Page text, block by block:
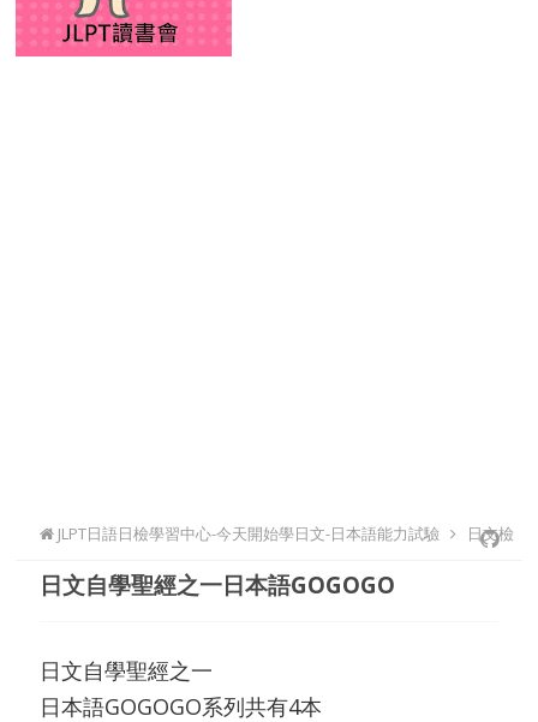
JLPT日語日檢學習中心-今天開始學日文-日本語能力試驗 日文檢
定自學日文自學聖經之一日本語GOGOGO
日文自學聖經之一
日本語GOGOGO系列共有4本